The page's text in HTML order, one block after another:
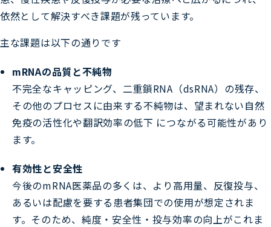
依然として解決すべき課題が残っています。
主な課題は以下の通りです
mRNAの品質と不純物
不完全なキャッピング、二重鎖RNA（dsRNA）の残存、
その他のプロセスに由来する不純物は、望まれない自然
免疫の活性化や翻訳効率の低下 につながる可能性があり
ます。
有効性と安全性
今後のmRNA医薬品の多くは、より高用量、反復投与、
あるいは配慮を要する患者集団での使用が想定されま
す。そのため、純度・安全性・投与効率の向上がこれま